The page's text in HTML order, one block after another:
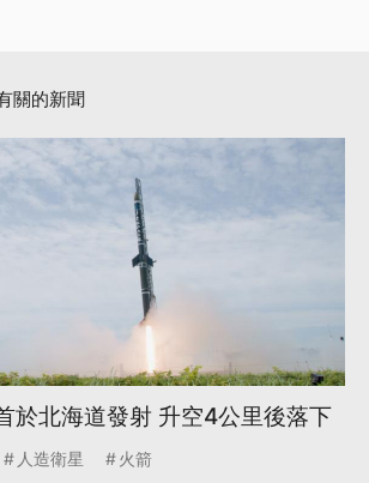
關的新聞
於北海道發射 升空4公里後落下
人造衛星 火箭